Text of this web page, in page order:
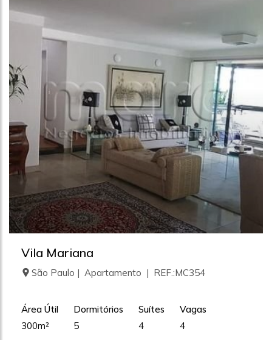
Vila Mariana
São Paulo | Apartamento | REF.:MC354
Área Útil
300m²
Dormitórios
5
Suítes
4
Vagas
4